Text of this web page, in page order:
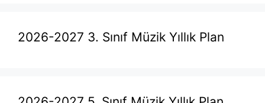
2026-2027 3. Sınıf Müzik Yıllık Plan